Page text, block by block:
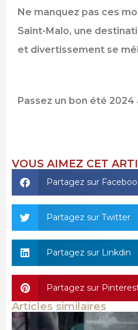
Ne manquez pas ces
Saint-Malo, une
et divertissement se
Passez un bon été
VOUS AIMEZ CET
Partagez sur
Partagez sur Twitter
Partagez sur Linkdin
Partagez sur
Articles similaires